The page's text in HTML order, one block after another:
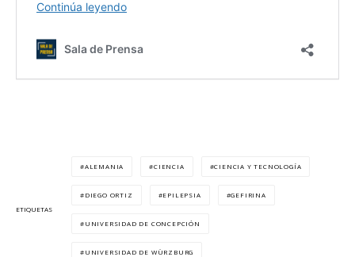
ETIQUETAS
ALEMANIA CIENCIA CIENCIA Y TECNOLOGÍA
DIEGO ORTIZ EPILEPSIA GEFIRINA
UNIVERSIDAD DE CONCEPCIÓN
UNIVERSIDAD DE WÜRZBURG